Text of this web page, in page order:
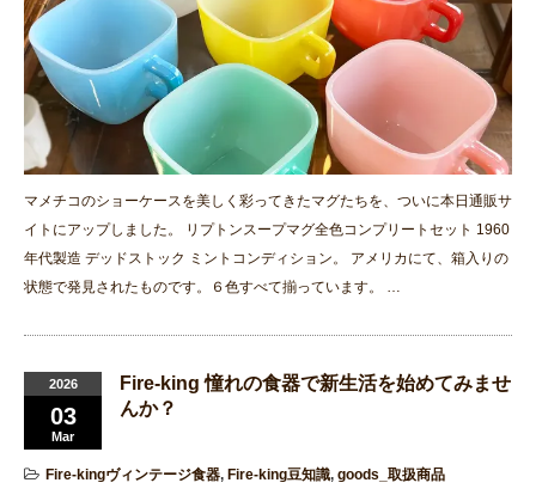
マメチコのショーケースを美しく彩ってきたマグたちを、ついに本日通販サ
イトにアップしました。 リプトンスープマグ全色コンプリートセット 1960
年代製造 デッドストック ミントコンディション。 アメリカにて、箱入りの
状態で発見されたものです。６色すべて揃っています。 …
2026
03
Mar
Fire-king 憧れの食器で新生活を始めてみませ
んか？
Fire-kingヴィンテージ食器, Fire-king豆知識, goods_取扱商品